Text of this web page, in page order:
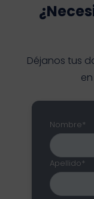
Déjanos tus
Nombre*
Apellido*